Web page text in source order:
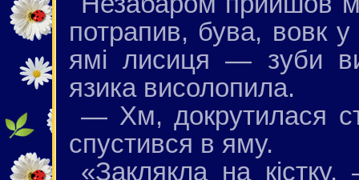
потрапив, бува, вовк
ямі лисиця — зуби
язика висолопила.
— Хм, докрутилася
спустився в яму.
«Заклякла на